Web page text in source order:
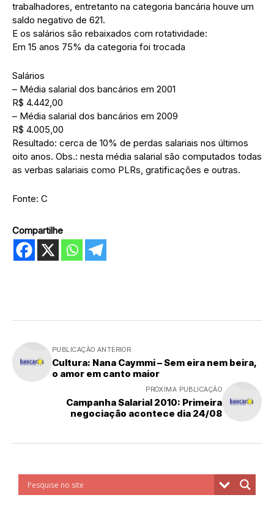
trabalhadores, entretanto na categoria bancária houve um
saldo negativo de 621.
E os salários são rebaixados com rotatividade:
Em 15 anos 75% da categoria foi trocada
Salários
– Média salarial dos bancários em 2001
R$ 4.442,00
– Média salarial dos bancários em 2009
R$ 4.005,00
Resultado: cerca de 10% de perdas salariais nos últimos
oito anos. Obs.: nesta média salarial são computados todas
as verbas salariais como PLRs, gratificações e outras.
Fonte: C
Compartilhe
PUBLICAÇÃO ANTERIOR
Cultura: Nana Caymmi – Sem eira nem beira,
o amor em canto maior
PRÓXIMA PUBLICAÇÃO
Campanha Salarial 2010: Primeira
negociação acontece dia 24/08